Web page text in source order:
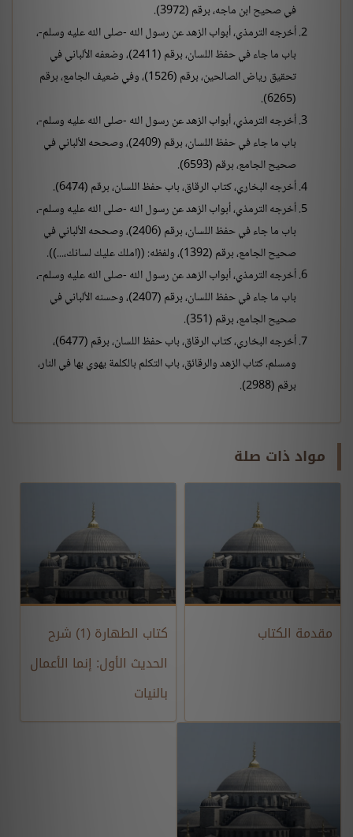
في صحيح ابن ماجه، برقم (3972).
أخرجه الترمذي، أبواب الزهد عن رسول الله -صلى الله عليه وسلم-،
باب ما جاء في حفظ اللسان، برقم (2411)، وضعفه الألباني في
تحقيق رياض الصالحين، برقم (1526)، وفي ضعيف الجامع، برقم
(6265).
أخرجه الترمذي، أبواب الزهد عن رسول الله -صلى الله عليه وسلم-،
باب ما جاء في حفظ اللسان، برقم (2409)، وصححه الألباني في
صحيح الجامع، برقم (6593).
أخرجه البخاري، كتاب الرقاق، باب حفظ اللسان، برقم (6474).
أخرجه الترمذي، أبواب الزهد عن رسول الله -صلى الله عليه وسلم-،
باب ما جاء في حفظ اللسان، برقم (2406)، وصححه الألباني في
صحيح الجامع، برقم (1392)، ولفظه: ((املك عليك لسانك،...)).
أخرجه الترمذي، أبواب الزهد عن رسول الله -صلى الله عليه وسلم-،
باب ما جاء في حفظ اللسان، برقم (2407)، وحسنه الألباني في
صحيح الجامع، برقم (351).
أخرجه البخاري، كتاب الرقاق، باب حفظ اللسان، برقم (6477)،
ومسلم، كتاب الزهد والرقائق، باب التكلم بالكلمة يهوي بها في النار،
برقم (2988).
مواد ذات صلة
مقدمة الكتاب
كتاب الطهارة (1) شرح
الحديث الأول: إنما الأعمال
بالنيات